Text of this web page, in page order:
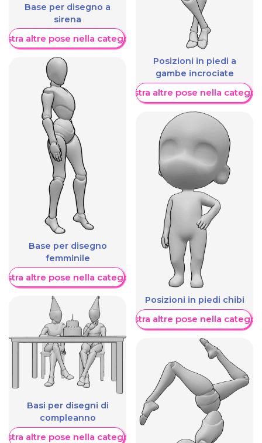
Base per disegno a
sirena
altre pose nella categoria
Base per disegno
femminile
altre pose nella categoria
Basi per disegni di
compleanno
altre pose nella categoria
Posizioni in piedi a
gambe incrociate
Mostra altre pose nella
Posizioni in piedi chibi
Mostra altre pose nella